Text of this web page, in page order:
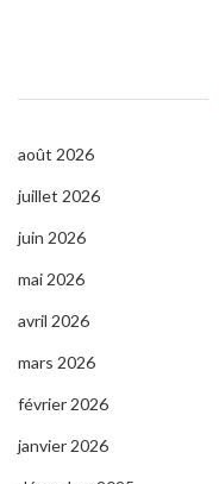
août 2026
juillet 2026
juin 2026
mai 2026
avril 2026
mars 2026
février 2026
janvier 2026